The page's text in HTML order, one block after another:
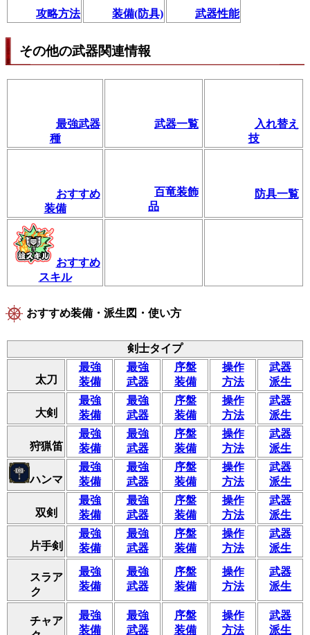
攻略方法 装備(防具) 武器性能
その他の武器関連情報
最強武器
種
武器一覧
入れ替え
技
おすすめ
装備
百竜装飾
品
防具一覧
おすすめ
スキル
おすすめ装備・派生図・使い方
剣士タイプ
太刀
最強
装備
最強
武器
序盤
装備
操作
方法
武器
派生
大剣
最強
装備
最強
武器
序盤
装備
操作
方法
武器
派生
狩猟笛
最強
装備
最強
武器
序盤
装備
操作
方法
武器
派生
ハンマ
最強
装備
最強
武器
序盤
装備
操作
方法
武器
派生
双剣
最強
装備
最強
武器
序盤
装備
操作
方法
武器
派生
片手剣
最強
装備
最強
武器
序盤
装備
操作
方法
武器
派生
スラア
ク
最強
装備
最強
武器
序盤
装備
操作
方法
武器
派生
チャア
最強
装備
最強
武器
序盤
装備
操作
方法
武器
派生